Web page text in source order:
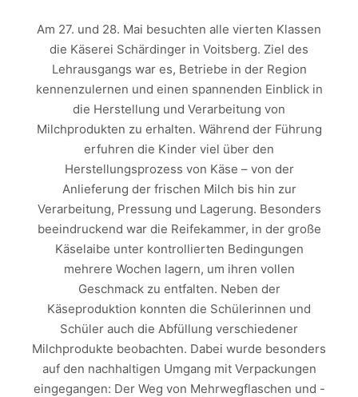
Am 27. und 28. Mai besuchten alle vierten Klassen
die Käserei Schärdinger in Voitsberg. Ziel des
Lehrausgangs war es, Betriebe in der Region
kennenzulernen und einen spannenden Einblick in
die Herstellung und Verarbeitung von
Milchprodukten zu erhalten. Während der Führung
erfuhren die Kinder viel über den
Herstellungsprozess von Käse – von der
Anlieferung der frischen Milch bis hin zur
Verarbeitung, Pressung und Lagerung. Besonders
beeindruckend war die Reifekammer, in der große
Käselaibe unter kontrollierten Bedingungen
mehrere Wochen lagern, um ihren vollen
Geschmack zu entfalten. Neben der
Käseproduktion konnten die Schülerinnen und
Schüler auch die Abfüllung verschiedener
Milchprodukte beobachten. Dabei wurde besonders
auf den nachhaltigen Umgang mit Verpackungen
eingegangen: Der Weg von Mehrwegflaschen und -